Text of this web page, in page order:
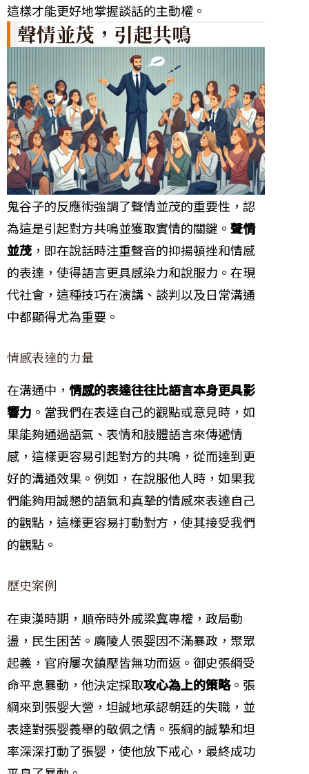
這樣才能更好地掌握談話的主動權。
聲情並茂，引起共鳴
鬼谷子的反應術強調了聲情並茂的重要性，認
為這是引起對方共鳴並獲取實情的關鍵。 聲情
並茂 ，即在說話時注重聲音的抑揚頓挫和情感
的表達，使得語言更具感染力和說服力。在現
代社會，這種技巧在演講、談判以及日常溝通
中都顯得尤為重要。
情感表達的力量
在溝通中， 情感的表達往往比語言本身更具影
響力 。當我們在表達自己的觀點或意見時，如
果能夠通過語氣、表情和肢體語言來傳遞情
感，這樣更容易引起對方的共鳴，從而達到更
好的溝通效果。例如，在說服他人時，如果我
們能夠用誠懇的語氣和真摯的情感來表達自己
的觀點，這樣更容易打動對方，使其接受我們
的觀點。
歷史案例
在東漢時期，順帝時外戚梁冀專權，政局動
盪，民生困苦。廣陵人張婴因不滿暴政，聚眾
起義，官府屢次鎮壓皆無功而返。御史張綱受
命平息暴動，他決定採取攻心為上的策略。張
綱來到張婴大營，坦誠地承認朝廷的失職，並
表達對張婴義舉的敬佩之情。張綱的誠摯和坦
率深深打動了張婴，使他放下戒心，最終成功